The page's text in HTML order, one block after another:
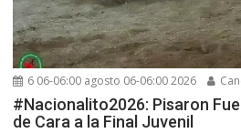
6 06-06:00 agosto 06-06:00 2026
#Nacionalito2026: Pisaron
de Cara a la Final Juvenil